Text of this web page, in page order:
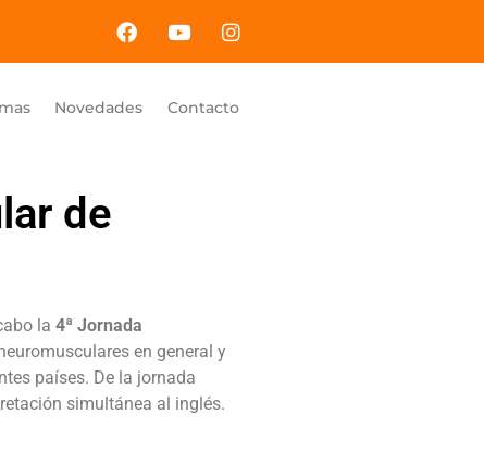
Novedades Contacto
de
la 4ª Jornada
en general y
países. De la jornada
simultánea al inglés.